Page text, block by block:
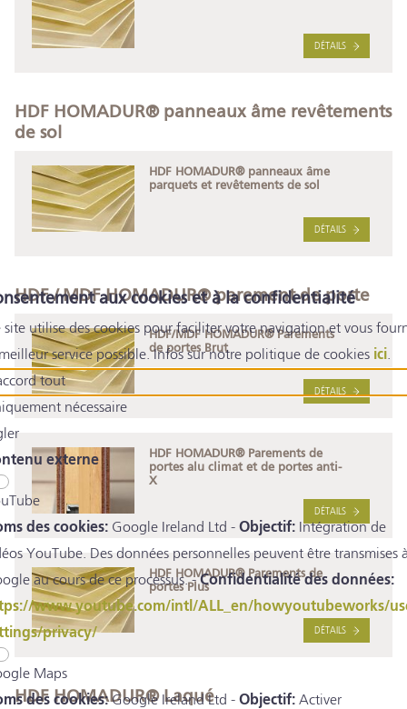
aux cookies et à la confidentialité
site utilise des cookies pour faciliter votre navigation et vous
service possible. Infos sur notre politique de cookies ici.
tout
nécessaire
externe
des cookies: Google Ireland Ltd - Objectif: Intégration de
YouTube. Des données personnelles peuvent être transmises
au cours de ce processus. -Confidentialité des données:
www.youtube.com/intl/ALL_en/howyoutubeworks/
privacy/
Maps
des cookies:Google Ireland Ltd - Objectif: Activer
DÉTAILS
HDF HOMADUR® panneaux âme revêtements
de sol
HDF HOMADUR® panneaux âme
parquets et revêtements de sol
DÉTAILS
HDF / MDF HOMADUR® parement de porte
HDF/MDF HOMADUR® Parements
de portes Brut
DÉTAILS
HDF HOMADUR® Parements de
portes alu climat et de portes anti-
X
DÉTAILS
HDF HOMADUR® Parements de
portes Plus
DÉTAILS
HDF HOMADUR® Laqué